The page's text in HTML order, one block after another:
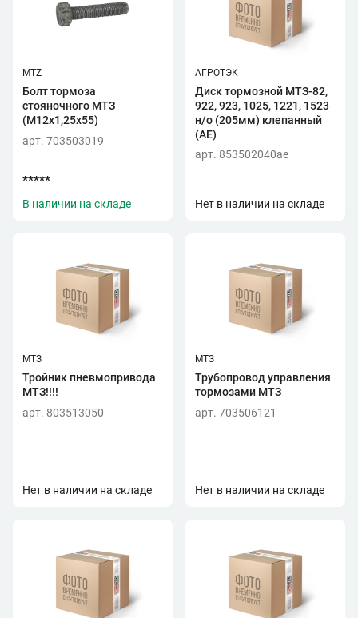
MTZ
Болт тормоза
стояночного МТЗ
(М12х1,25х55)
арт. 703503019
*****
В наличии на складе
АГРОТЭК
Диск тормозной МТЗ-82,
922, 923, 1025, 1221, 1523
н/о (205мм) клепанный
(АЕ)
арт. 853502040ae
Нет в наличии на складе
МТЗ
Тройник пневмопривода
МТЗ!!!!
арт. 803513050
Нет в наличии на складе
МТЗ
Трубопровод управления
тормозами МТЗ
арт. 703506121
Нет в наличии на складе